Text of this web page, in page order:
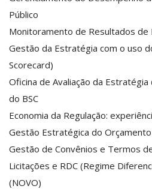
Público
Monitoramento de Resultados
Gestão da Estratégia com o uso
Scorecard)
Oficina de Avaliação da
do BSC
Economia da Regulação:
Gestão Estratégica do Orçamento
Gestão de Convênios e Termos
Licitações e RDC (Regime
(NOVO)